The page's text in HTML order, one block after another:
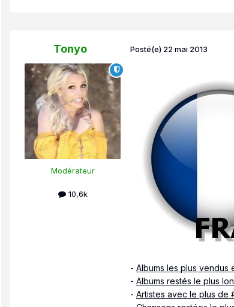
Tonyo
Modérateur
10,6k
Posté(e) 22 mai 2013
- Albums les plus vendus
- Albums restés le plus
- Artistes avec le plus de